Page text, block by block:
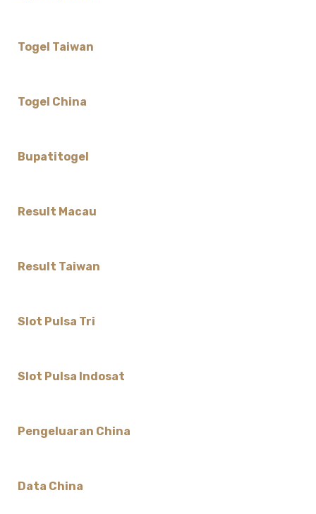
Togel Taiwan
Togel China
Bupatitogel
Result Macau
Result Taiwan
Slot Pulsa Tri
Slot Pulsa Indosat
Pengeluaran China
Data China